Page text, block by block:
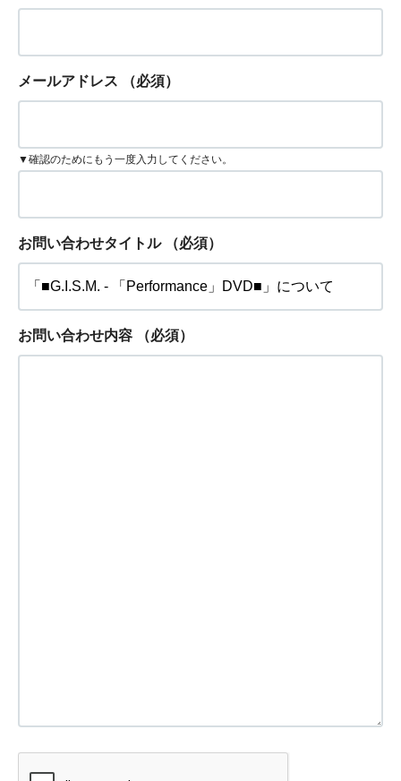
メールアドレス （必須）
▼確認のためにもう一度入力してください。
お問い合わせタイトル （必須）
お問い合わせ内容 （必須）